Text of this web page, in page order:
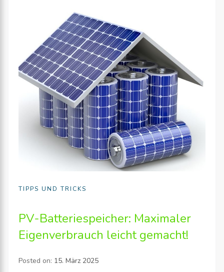
TIPPS UND TRICKS
PV-Batteriespeicher: Maximaler
Eigenverbrauch leicht gemacht!
Posted on: 15. März 2025